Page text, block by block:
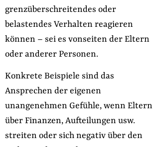
grenzüberschreitendes oder
belastendes Verhalten reagieren
können – sei es vonseiten der Eltern
oder anderer Personen.
Konkrete Beispiele sind das
Ansprechen der eigenen
unangenehmen Gefühle, wenn Eltern
über Finanzen, Aufteilungen usw.
streiten oder sich negativ über den